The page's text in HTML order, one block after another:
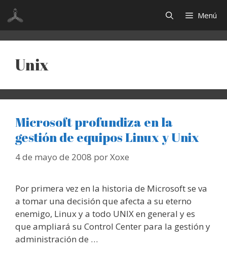
Saltar
contenido
Menú
Unix
Microsoft profundiza en la
gestión de equipos Linux y Unix
4 de mayo de 2008 porXoxe
Por primera vez en la historia de Microsoft se va
a tomar una decisión que afecta a su eterno
enemigo, Linux y a todo UNIX en general y es
que ampliará su Control Center para la gestión y
administración de …